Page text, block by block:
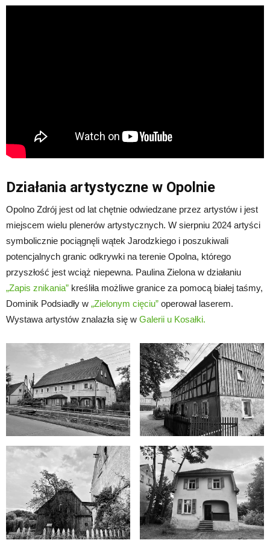
Działania artystyczne w Opolnie
Opolno Zdrój jest od lat chętnie odwiedzane przez artystów i jest
miejscem wielu plenerów artystycznych. W sierpniu 2024 artyści
symbolicznie pociągnęli wątek Jarodzkiego i poszukiwali
potencjalnych granic odkrywki na terenie Opolna, którego
przyszłość jest wciąż niepewna. Paulina Zielona w działaniu
„Zapis znikania” kreśliła możliwe granice za pomocą białej taśmy,
Dominik Podsiadły w „Zielonym cięciu” operował laserem.
Wystawa artystów znalazła się w Galerii u Kosałki.